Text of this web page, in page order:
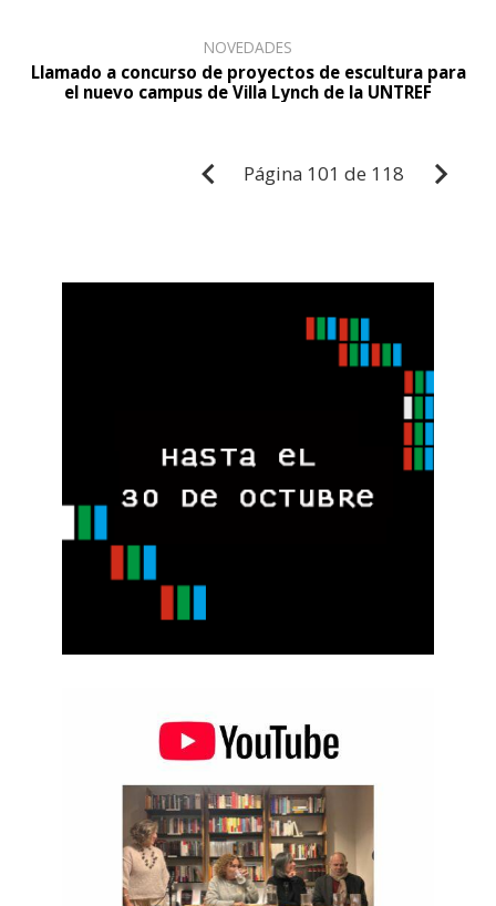
NOVEDADES
Llamado a concurso de proyectos de escultura para
el nuevo campus de Villa Lynch de la UNTREF
Página 101 de 118